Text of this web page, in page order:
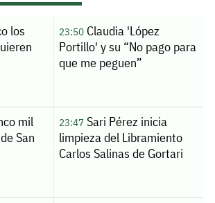
los
23:50Claudia 'López
Portillo' y su “No pago para
que me peguen”
mil
San
23:47Sari Pérez inicia
limpieza del Libramiento
Carlos Salinas de Gortari